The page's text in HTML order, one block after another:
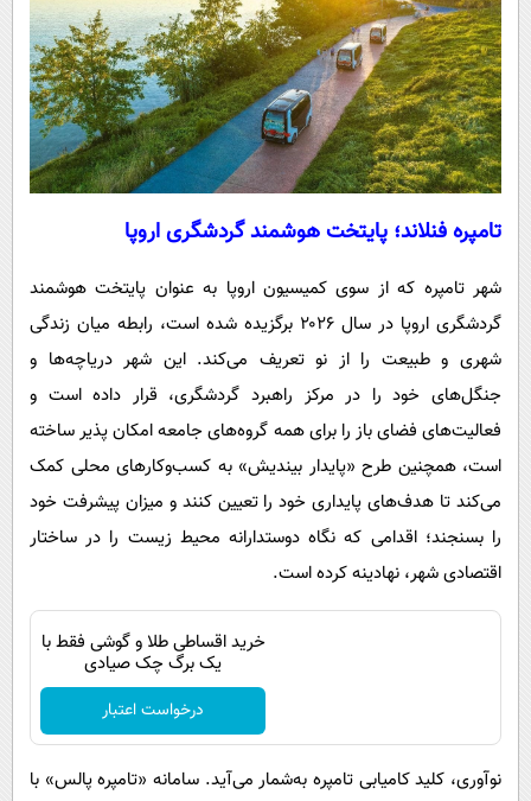
تامپره فنلاند؛ پایتخت هوشمند گردشگری اروپا
شهر تامپره که از سوی کمیسیون اروپا به عنوان پایتخت هوشمند
گردشگری اروپا در سال ۲۰۲۶ برگزیده شده است، رابطه میان زندگی
شهری و طبیعت را از نو تعریف می‌کند. این شهر دریاچه‌ها و
جنگل‌های خود را در مرکز راهبرد گردشگری، قرار داده است و
فعالیت‌های فضای باز را برای همه گروه‌های جامعه امکان پذیر ساخته
است، همچنین طرح «پایدار بیندیش» به کسب‌وکارهای محلی کمک
می‌کند تا هدف‌های پایداری خود را تعیین کنند و میزان پیشرفت خود
را بسنجند؛ اقدامی که نگاه دوستدارانه محیط زیست را در ساختار
اقتصادی شهر، نهادینه کرده است.
خرید اقساطی طلا و گوشی فقط با
یک برگ چک صیادی
درخواست اعتبار
نوآوری، کلید کامیابی تامپره به‌شمار می‌آید. سامانه «تامپره پالس» با